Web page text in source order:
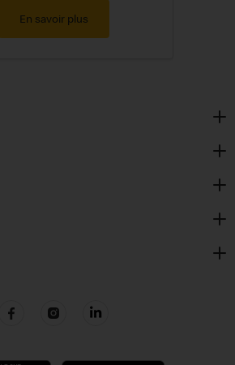
En savoir plus